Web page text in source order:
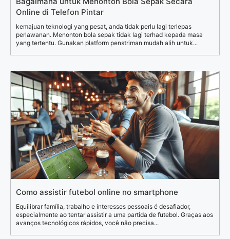
Online di Telefon Pintar
kemajuan teknologi yang pesat, anda tidak perlu lagi terlepas
perlawanan. Menonton bola sepak tidak lagi terhad kepada masa
yang tertentu. Gunakan platform penstriman mudah alih untuk...
Como assistir futebol online no smartphone
Equilibrar família, trabalho e interesses pessoais é desafiador,
especialmente ao tentar assistir a uma partida de futebol. Graças aos
avanços tecnológicos rápidos, você não precisa...